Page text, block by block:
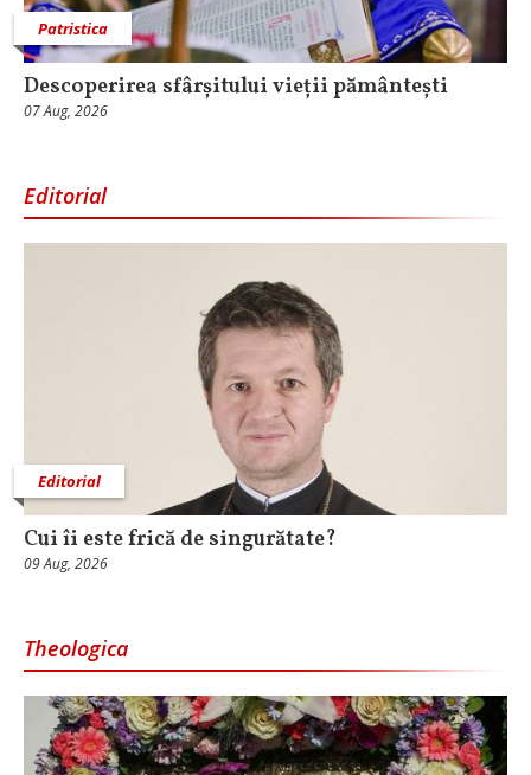
Patristica
Descoperirea sfârșitului vieții pământești
07 Aug, 2026
Editorial
Editorial
Cui îi este frică de singurătate?
09 Aug, 2026
Theologica